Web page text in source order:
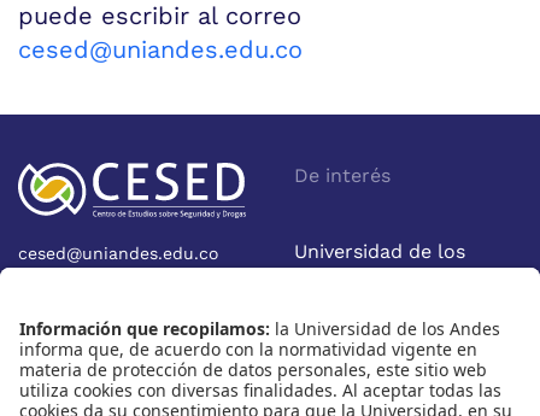
puede escribir al correo
cesed@uniandes.edu.co
cesed@uniandes.edu.co
Bogotá - Colombia
De interés
Universidad de los
Facultad de Economía
Nosotros Nuestras redes